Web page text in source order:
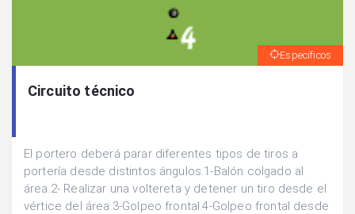
Específicos
Circuito técnico
El portero deberá parar diferentes tipos de tiros a
portería desde distintos ángulos.1-Balón colgado al
área.2- Realizar una voltereta y detener un tiro desde el
vértice del área.3-Golpeo frontal.4-Golpeo frontal desde